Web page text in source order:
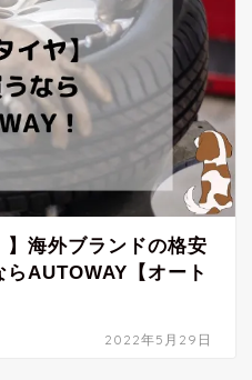
】海外ブランドの格安
AUTOWAY【オート
2022年5月29日